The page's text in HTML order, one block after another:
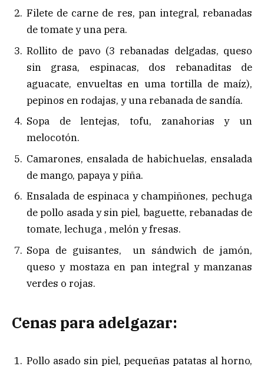
Filete de carne de res, pan integral, rebanadas
de tomate y una pera.
Rollito de pavo (3 rebanadas delgadas, queso
sin grasa, espinacas, dos rebanaditas de
aguacate, envueltas en uma tortilla de maíz),
pepinos en rodajas, y una rebanada de sandía.
Sopa de lentejas, tofu, zanahorias y un
melocotón.
Camarones, ensalada de habichuelas, ensalada
de mango, papaya y piña.
Ensalada de espinaca y champiñones, pechuga
de pollo asada y sin piel, baguette, rebanadas de
tomate, lechuga , melón y fresas.
Sopa de guisantes, un sándwich de jamón,
queso y mostaza en pan integral y manzanas
verdes o rojas.
Cenas para adelgazar:
Pollo asado sin piel, pequeñas patatas al horno,